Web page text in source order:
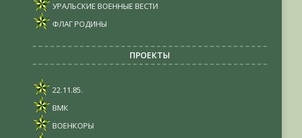
УРАЛЬСКИЕ ВОЕННЫЕ ВЕСТИ
ФЛАГ РОДИНЫ
ПРОЕКТЫ
22.11.85.
ВМК
ВОЕНКОРЫ